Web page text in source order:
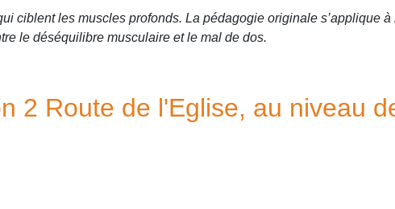
ciblent les muscles profonds. La pédagogie originale s’applique
le déséquilibre musculaire et le mal de dos.
2 Route de l'Eglise, au niveau